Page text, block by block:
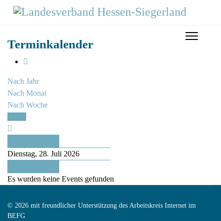
Terminkalender
Nach Jahr
Nach Monat
Nach Woche
Dienstag, 28. Juli 2026
Es wurden keine Events gefunden
© 2026 mit freundlicher Unterstützung des Arbeitskreis Internet im
BEFG